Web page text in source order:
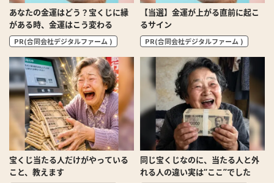
あなたの金運はどう？宝くじに縁
がある時、金運はこう変わる
PR(合同会社デジタルファーム )
【当選】金運が上がる直前に起こ
るサイン
PR(合同会社デジタルファーム )
宝くじ当たる人だけがやっている
こと、教えます
同じ宝くじなのに、当たる人と外
れる人の違い実は“ここ”でした